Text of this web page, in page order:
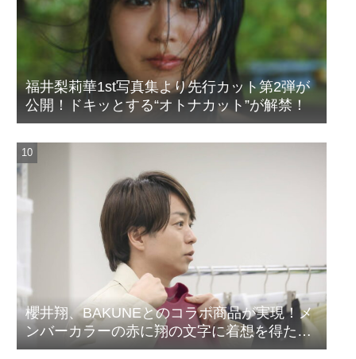
福井梨莉華1st写真集より先行カット第2弾が
公開！ドキッとする“オトナカット”が解禁！
櫻井翔、BAKUNEとのコラボ商品が実現！メ
ンバーカラーの赤に翔の文字に着想を得たデ
ザイン